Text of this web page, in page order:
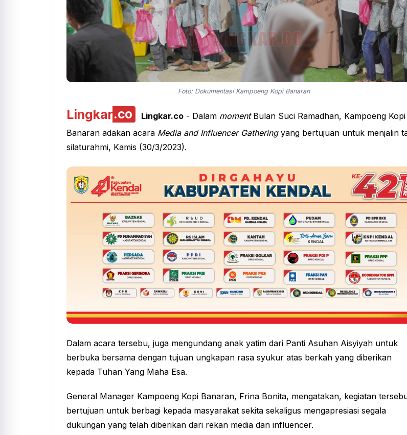
Foto: Dokumentasi Kampoeng Kopi Banaran
Lingkar.co Lingkar.co- Dalam momentBulan Suci Ramadhan, Kampoeng Kopi
Banaran adakan acara Media and Influencer Gatheringyang bertujuan untuk menjalin
silaturahmi, Kamis (30/3/2023).
Dalam acara tersebu, juga mengundang anak yatim dari Panti Asuhan Aisyiyah untuk
berbuka bersama dengan tujuan ungkapan rasa syukur atas berkah yang diberikan
kepada Tuhan Yang Maha Esa.
General Manager Kampoeng Kopi Banaran, Frina Bonita, mengatakan, kegiatan
bertujuan untuk berbagi kepada masyarakat sekita sekaligus mengapresiasi segala
dukungan yang telah diberikan dari rekan media dan influencer.